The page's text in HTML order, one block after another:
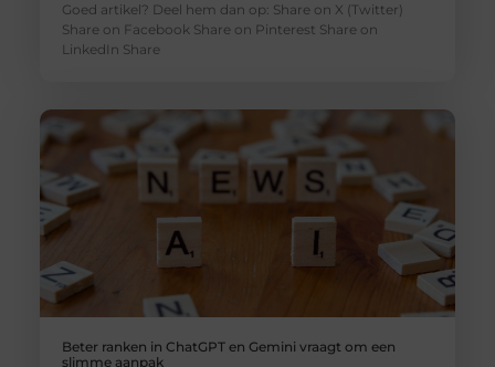
Goed artikel? Deel hem dan op: Share on X (Twitter)
Share on Facebook Share on Pinterest Share on
LinkedIn Share
Beter ranken in ChatGPT en Gemini vraagt om een
slimme aanpak